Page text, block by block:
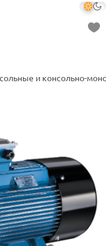
и консольно-